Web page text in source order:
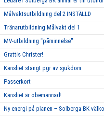
Målvaktsutbildning del 2 INSTÄLLD
Tränarutbildning Målvakt del 1
MV-utbildning "påminnelse"
Grattis Christer!
Kansliet stängt pgr av sjukdom
Passerkort
Kansliet är obemannad!
Ny energi på planen – Solberga BK